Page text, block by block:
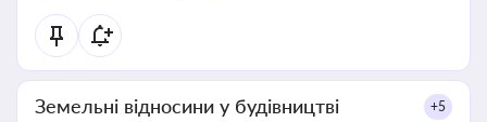
Земельні відносини у будівництві +5